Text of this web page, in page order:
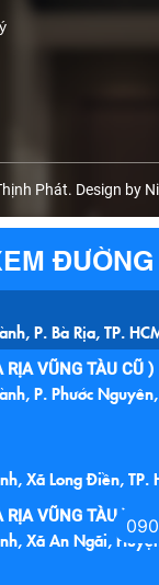
Phát. Design by
P. Bà Rịa, TP.
VŨNG TÀU CŨ )
P. Phước
Xã Long Điền, TP.
VŨNG TÀU )
Xã An Ngãi,